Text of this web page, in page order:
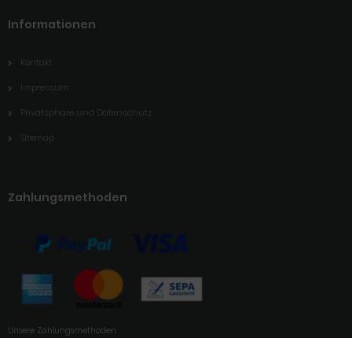
Informationen
Kontakt
Impressum
Privatsphäre und Datenschutz
Sitemap
Zahlungsmethoden
Unsere Zahlungsmethoden